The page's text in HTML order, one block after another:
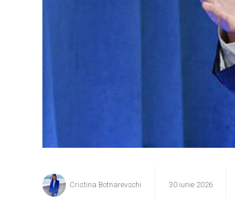
Cristina Botnarevschi 30 iunie 2026